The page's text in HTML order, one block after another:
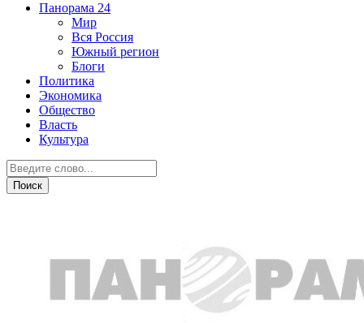
Панорама 24
Мир
Вся Россия
Южный регион
Блоги
Политика
Экономика
Общество
Власть
Культура